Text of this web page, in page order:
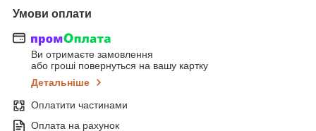
Умови оплати
Ви отримаєте замовлення
або гроші повернуться на вашу картку
Детальніше
Оплатити частинами
Оплата на рахунок